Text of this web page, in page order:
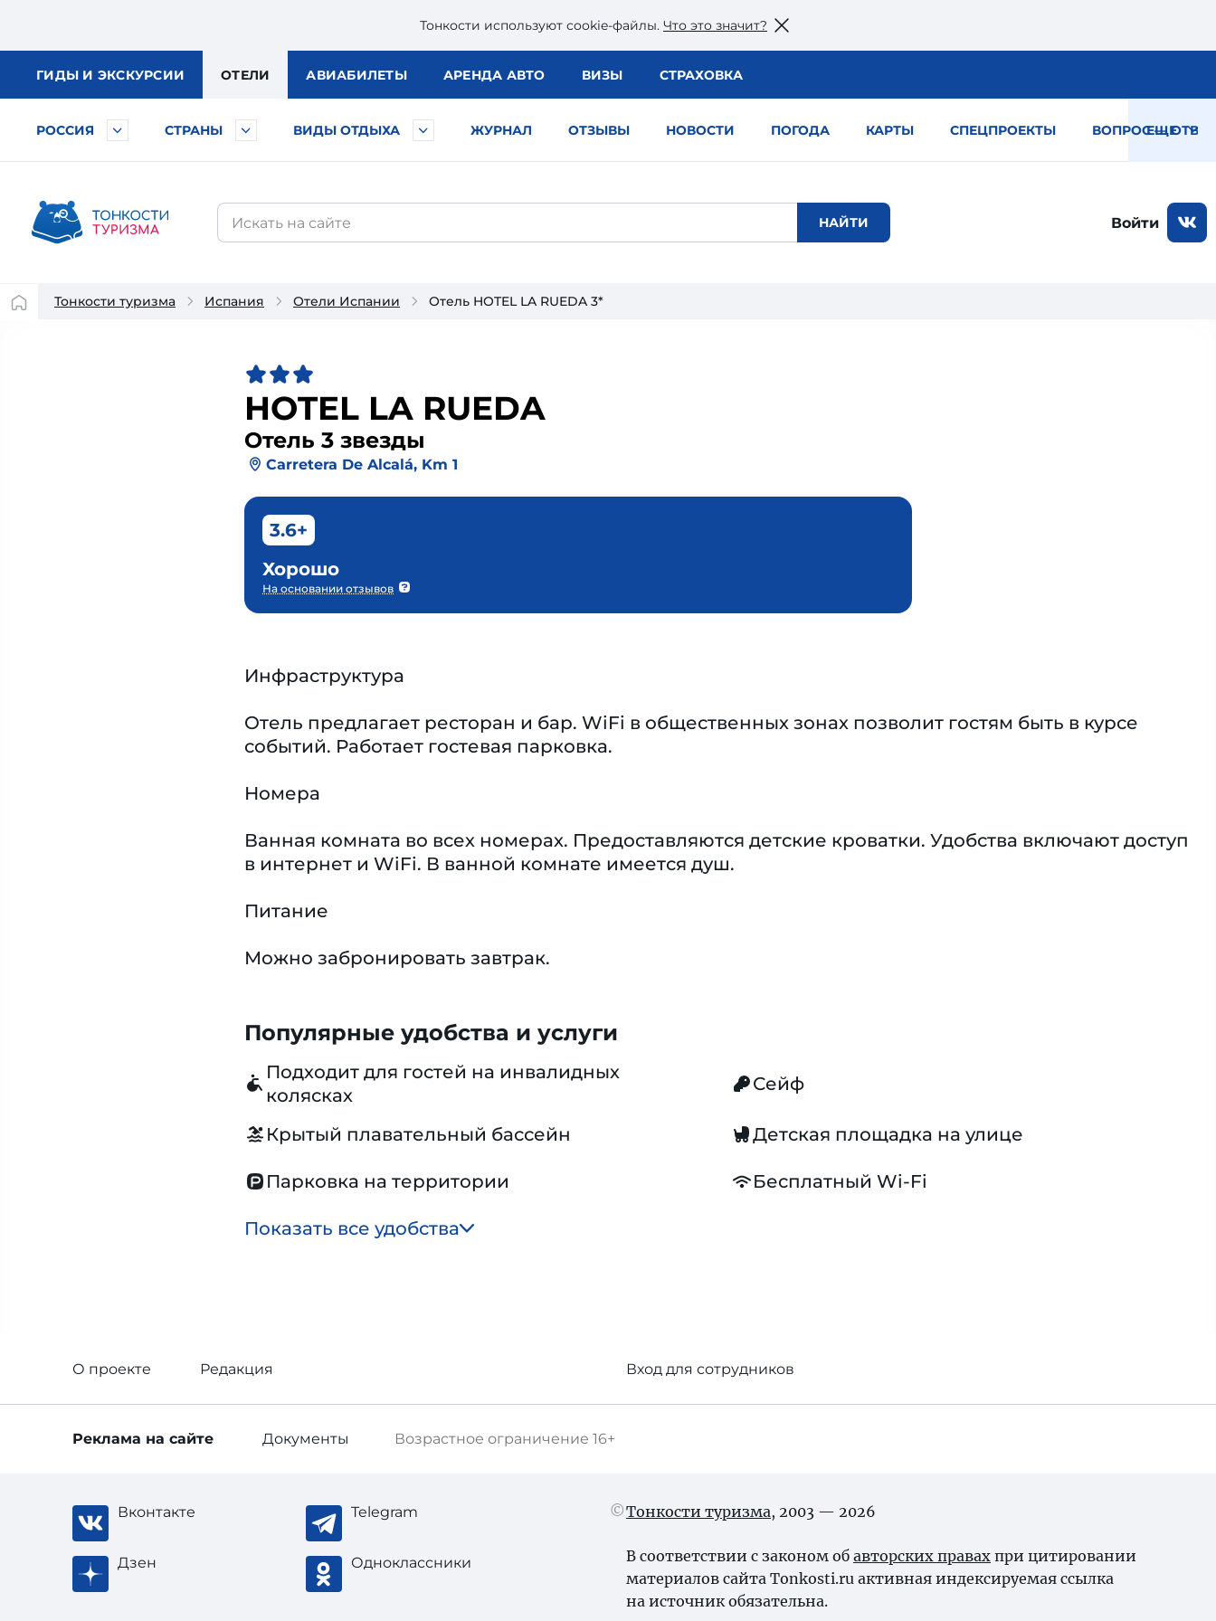
Тонкости используют сookie-файлы. Что это значит?
ГИДЫ И ЭКСКУРСИИ ОТЕЛИ АВИАБИЛЕТЫ АРЕНДА АВТО ВИЗЫ СТРАХОВКА
РОССИЯ СТРАНЫ ВИДЫ ОТДЫХА ЖУРНАЛ ОТЗЫВЫ НОВОСТИ ПОГОДА КАРТЫ СПЕЦПРОЕКТЫ ВОПРОС — ОТВЕТ
ЕЩЕ
Войти
Тонкости туризма Испания Отели Испании Отель HOTEL LA RUEDA 3*
HOTEL LA RUEDA
Отель 3 звезды
Carretera De Alcalá, Km 1
3.6+
Хорошо
На основании отзывов
Инфраструктура
Отель предлагает ресторан и бар. WiFi в общественных зонах позволит гостям быть в курсе
событий. Работает гостевая парковка.
Номера
Ванная комната во всех номерах. Предоставляются детские кроватки. Удобства включают доступ
в интернет и WiFi. В ванной комнате имеется душ.
Питание
Можно забронировать завтрак.
Популярные удобства и услуги
Подходит для гостей на инвалидных
колясках
Сейф
Крытый плавательный бассейн Детская площадка на улице
Парковка на территории Бесплатный Wi-Fi
Показать все удобства
О проекте Редакция Вход для сотрудников
Возрастное ограничение 16+
Реклама на сайте Документы
Вконтакте Telegram
Дзен Одноклассники
Тонкости туризма, 2003 — 2026
В соответствии с законом об авторских правах при цитировании
материалов сайта Tonkosti.ru активная индексируемая ссылка
на источник обязательна.